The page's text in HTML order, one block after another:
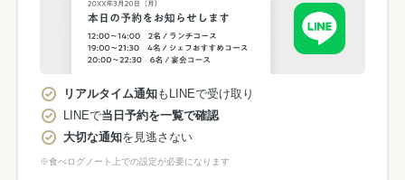
リアルタイム通知もLINEで受け取り
LINEで当日予約を一覧で確認
大切な通知を見逃さない
※食べログノート上での設定が必要になります